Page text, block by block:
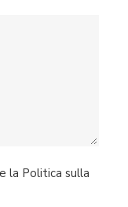
la Politica sulla